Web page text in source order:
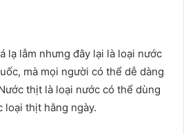
lạ lẫm nhưng đây lại là loại nước
mà mọi người có thể dễ dàng
thịt là loại nước có thể dùng
loại thịt hằng ngày.